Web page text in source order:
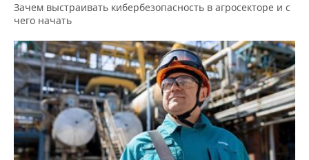
Зачем выстраивать кибербезопасность в агросекторе и с
чего начать